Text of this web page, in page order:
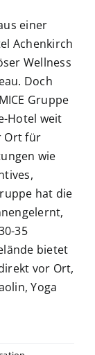
einer
Achenkirch
Wellness
Doch
Gruppe
Hotel weit
Ort für
wie
hat die
35
bietet
vor Ort,
Yoga